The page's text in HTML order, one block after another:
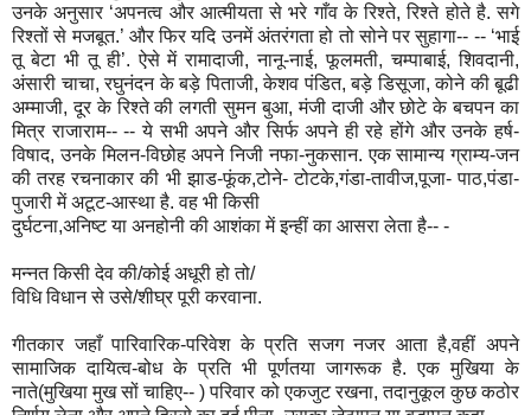
उनके अनुसार ‘अपनत्व और आत्मीयता से भरे गाँव के रिश्ते, रिश्ते होते है. सगे
रिश्तों से मजबूत.’ और फिर यदि उनमें अंतरंगता हो तो सोने पर सुहागा-- -- ‘भाई
तू बेटा भी तू ही’. ऐसे में रामादाजी, नानू-नाई, फूलमती, चम्पाबाई, शिवदानी,
अंसारी चाचा, रघुनंदन के बड़े पिताजी, केशव पंडित, बड़े डिसूजा, कोने की बूढी
अम्माजी, दूर के रिश्ते की लगती सुमन बुआ, मंजी दाजी और छोटे के बचपन का
मित्र राजाराम-- -- ये सभी अपने और सिर्फ अपने ही रहे होंगे और उनके हर्ष-
विषाद, उनके मिलन-विछोह अपने निजी नफा-नुकसान. एक सामान्य ग्राम्य-जन
की तरह रचनाकार की भी झाड-फूंक,टोने- टोटके,गंडा-तावीज,पूजा- पाठ,पंडा-
पुजारी में अटूट-आस्था है. वह भी किसी
दुर्घटना,अनिष्ट या अनहोनी की आशंका में इन्हीं का आसरा लेता है-- -
मन्नत किसी देव की/कोई अधूरी हो तो/
विधि विधान से उसे/शीघ्र पूरी करवाना.
गीतकार जहाँ पारिवारिक-परिवेश के प्रति सजग नजर आता है,वहीं अपने
सामाजिक दायित्व-बोध के प्रति भी पूर्णतया जागरूक है. एक मुखिया के
नाते(मुखिया मुख सों चाहिए-- ) परिवार को एकजुट रखना, तदानुकूल कुछ कठोर